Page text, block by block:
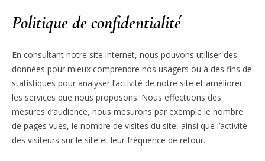
Politique de confidentialité
En consultant notre site internet, nous pouvons utiliser des
données pour mieux comprendre nos usagers ou à des fins de
statistiques pour analyser l’activité de notre site et améliorer
les services que nous proposons. Nous effectuons des
mesures d’audience, nous mesurons par exemple le nombre
de pages vues, le nombre de visites du site, ainsi que l’activité
des visiteurs sur le site et leur fréquence de retour.